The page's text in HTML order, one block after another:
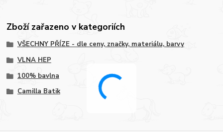
Zboží zařazeno v kategoriích
VŠECHNY PŘÍZE - dle ceny, značky, materiálu, barvy
VLNA HEP
100% bavlna
Camilla Batik